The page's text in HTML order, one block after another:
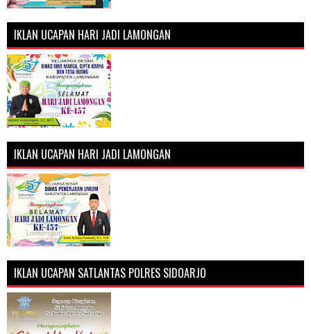
IKLAN UCAPAN HARI JADI LAMONGAN
IKLAN UCAPAN HARI JADI LAMONGAN
IKLAN UCAPAN SATLANTAS POLRES SIDOARJO